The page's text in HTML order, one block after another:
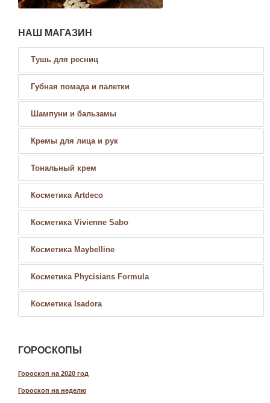
НАШ МАГАЗИН
Тушь для ресниц
Губная помада и палетки
Шампуни и бальзамы
Кремы для лица и рук
Тональный крем
Косметика Artdeco
Косметика Vivienne Sabo
Косметика Maybelline
Косметика Phycisians Formula
Косметика Isadora
ГОРОСКОПЫ
Гороскоп на 2020 год
Гороскоп на неделю